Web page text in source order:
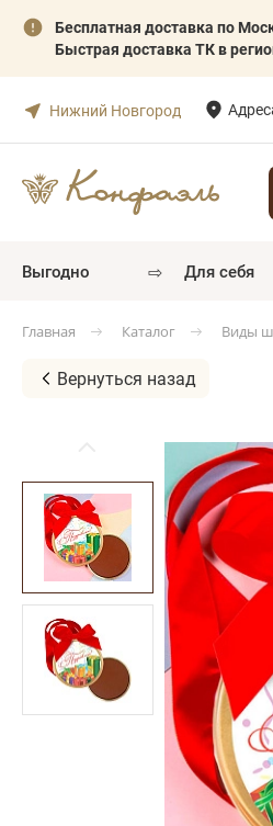
Бесплатная доставка по
Быстрая доставка ТК в
Нижний Новгород
выгодно ⇨ для себя
Главная Каталог Виды
Вернуться назад